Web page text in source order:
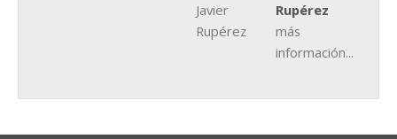
Rupérez
más
información...